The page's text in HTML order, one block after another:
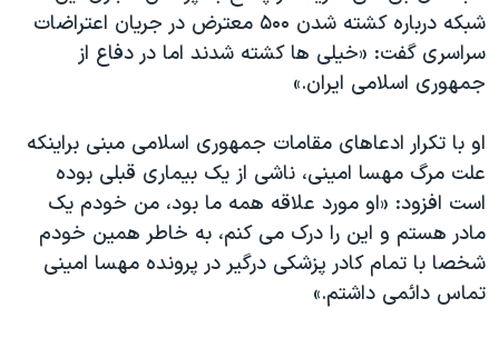
تریبونال مردمی آبان ۹۸
دادگاه حمید نوری
چهل سال گروگان‌گیری
اعتراضات مردمی آبان ۹۸
اسرائیل در جنگ
نرگس محمدی برنده جایزه نوبل صلح
همایش محافظه‌کاران آمریکا «سی‌پک»
شبکه درباره کشته شدن ۵۰۰ معترض در جریان اعتراضات
سراسری گفت: «خیلی ها کشته شدند اما در دفاع از
جمهوری اسلامی ایران.»
او با تکرار ادعاهای مقامات جمهوری اسلامی مبنی براینکه
علت مرگ مهسا امینی، ناشی از یک بیماری قبلی بوده
است افزود: «او مورد علاقه همه ما بود، من خودم یک
مادر هستم و این را درک می کنم، به خاطر همین خودم
شخصا با تمام کادر پزشکی درگیر در پرونده مهسا امینی
تماس دائمی داشتم.»